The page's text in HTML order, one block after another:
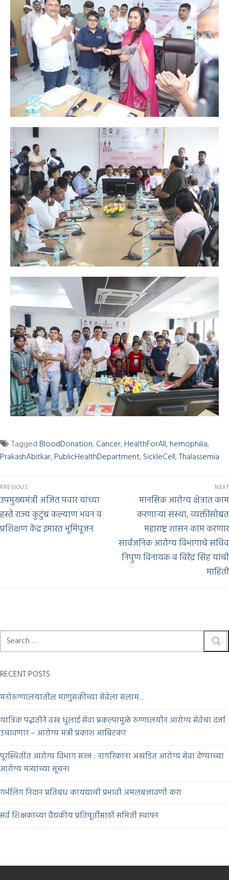
TaggedBloodDonation,Cancer,HealthForAll,hemophilia,
PrakashAbitkar,PublicHealthDepartment,SickleCell,Thalassemia
PREVIOUS
उपमुख्यमंत्री अजित पवार यांच्या
हस्ते राज्य कुटुंब कल्याण भवन व
प्रशिक्षण केंद्र इमारत भूमिपूजन
NEXT
मानसिक आरोग्य क्षेत्रात काम
करणाऱ्या संस्था, व्यक्तींसोबत
महाराष्ट्र शासन काम करणार
सार्वजनिक आरोग्य विभागाचे सचिव
निपुण विनायक व विरेंद्र सिंह यांची
माहिती
RECENT POSTS
मनोरुग्णालयातील माणुसकीच्या सेवेला सलाम…
यांत्रिक पद्धतीने वस्त्र धुलाई सेवा प्रकल्पामुळे रुग्णालयीन आरोग्य सेवेचा दर्जा
उंचावणार – आरोग्य मंत्री प्रकाश आबिटकर
पूरस्थितीत आरोग्य विभाग सज्ज : नागरिकांना अखंडित आरोग्य सेवा देण्याच्या
आरोग्य मंत्र्यांच्या सूचना
गर्भलिंग निदान प्रतिबंध कायद्याची प्रभावी अंमलबजावणी करा
सर्व शिक्षकांच्या वैद्यकीय प्रतिपूर्तीसाठी समिती स्थापन